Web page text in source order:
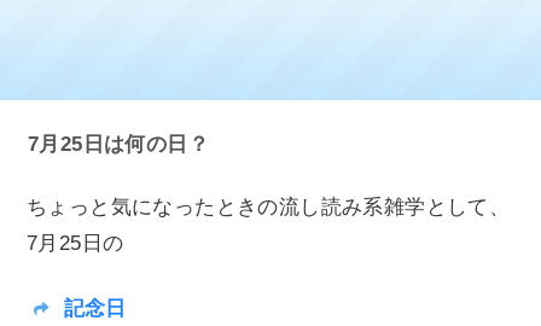
7月25日は何の日？
ちょっと気になったときの流し読み系雑学として、
7月25日の
記念日